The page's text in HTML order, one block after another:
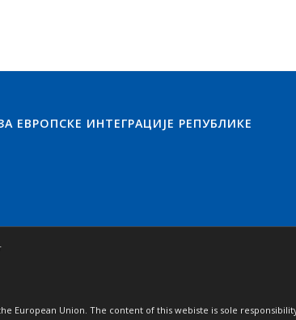
ЕВРОПСКЕ ИНТЕГРАЦИЈЕ РЕПУБЛИКЕ
European Union. The content of this webiste is sole